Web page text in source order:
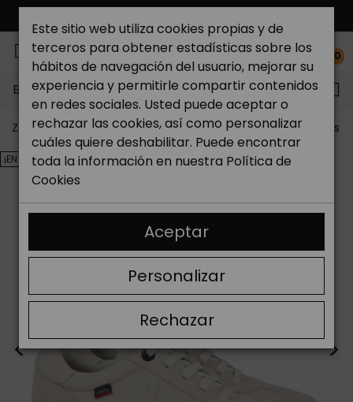
0
Buscar...
Zapateria Catchalot Outlet zapatos Outlet zapatos
¡EN OFERTA!
< >
Este sitio web utiliza cookies propias y de
terceros para obtener estadísticas sobre los
hábitos de navegación del usuario, mejorar su
experiencia y permitirle compartir contenidos
en redes sociales. Usted puede aceptar o
rechazar las cookies, así como personalizar
cuáles quiere deshabilitar. Puede encontrar
toda la información en nuestra Política de
Cookies
Rechazar
Personalizar
Aceptar